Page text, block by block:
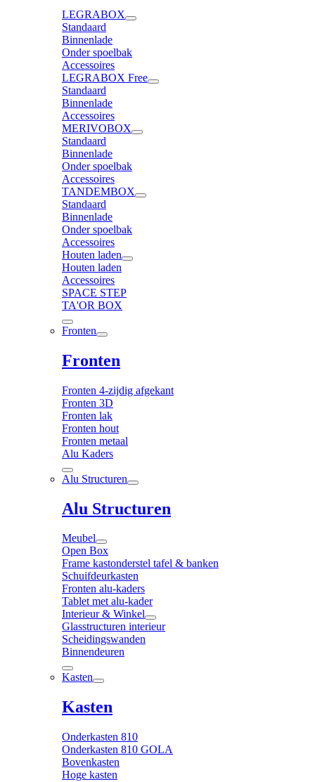
LEGRABOX
Standaard
Binnenlade
Onder spoelbak
Accessoires
LEGRABOX Free
Standaard
Binnenlade
Accessoires
MERIVOBOX
Standaard
Binnenlade
Onder spoelbak
Accessoires
TANDEMBOX
Standaard
Binnenlade
Onder spoelbak
Accessoires
Houten laden
Houten laden
Accessoires
SPACE STEP
TA'OR BOX
Fronten
Fronten
Fronten 4-zijdig afgekant
Fronten 3D
Fronten lak
Fronten hout
Fronten metaal
Alu Kaders
Alu Structuren
Alu Structuren
Meubel
Open Box
Frame kastonderstel tafel & banken
Schuifdeurkasten
Fronten alu-kaders
Tablet met alu-kader
Interieur & Winkel
Glasstructuren interieur
Scheidingswanden
Binnendeuren
Kasten
Kasten
Onderkasten 810
Onderkasten 810 GOLA
Bovenkasten
Hoge kasten